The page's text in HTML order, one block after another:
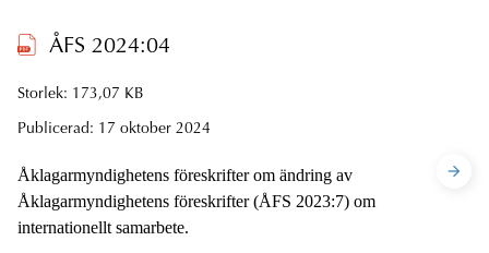
ÅFS 2024:04
Storlek: 173,07 KB
Publicerad: 17 oktober 2024
Åklagarmyndighetens föreskrifter om ändring av
Åklagarmyndighetens föreskrifter (ÅFS 2023:7) om
internationellt samarbete.